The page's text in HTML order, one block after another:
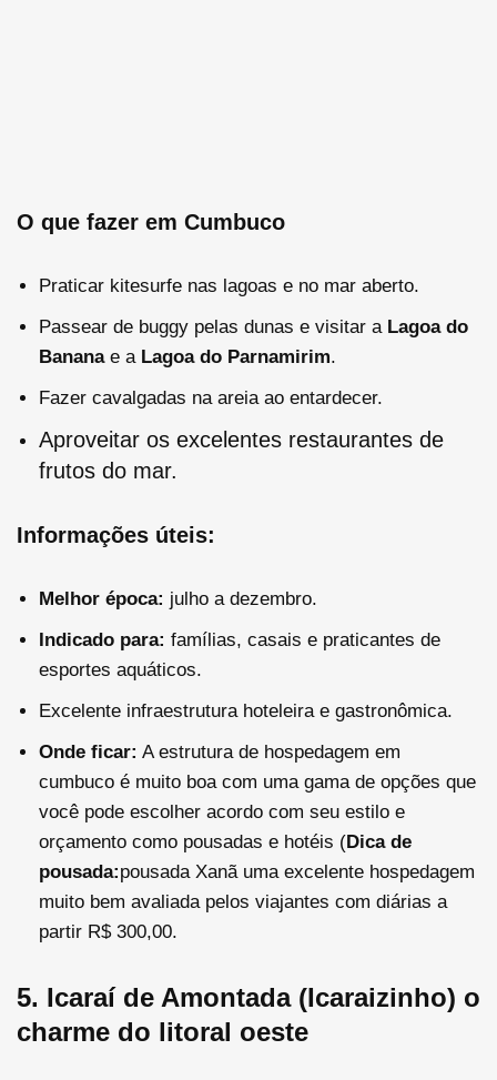
O que fazer em Cumbuco
Praticar kitesurfe nas lagoas e no mar aberto.
Passear de buggy pelas dunas e visitar a Lagoa do
Bananae a Lagoa do Parnamirim.
Fazer cavalgadas na areia ao entardecer.
Aproveitar os excelentes restaurantes de
frutos do mar.
Informações úteis:
Melhor época: julho a dezembro.
Indicado para: famílias, casais e praticantes de
esportes aquáticos.
Excelente infraestrutura hoteleira e gastronômica.
Onde ficar: A estrutura de hospedagem em
cumbuco é muito boa com uma gama de opções que
você pode escolher acordo com seu estilo e
orçamento como pousadas e hotéis (Dica de
pousada:pousada Xanã uma excelente hospedagem
muito bem avaliada pelos viajantes com diárias a
partir R$ 300,00.
5. Icaraí de Amontada (Icaraizinho) o
charme do litoral oeste